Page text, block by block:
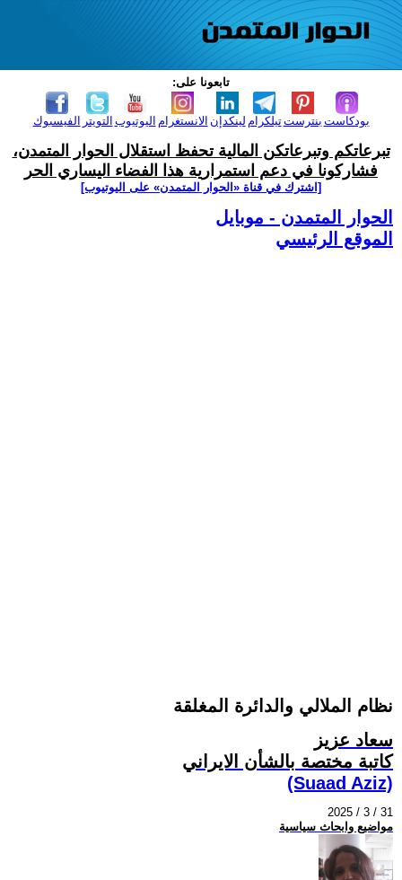
تابعونا على:
الفيسبوك التويتر اليوتيوب الانستغرام لينكدإن تيلكرامبنترست بودكاست
تبرعاتكم وتبرعاتكن المالية تحفظ استقلال الحوار المتمدن،
فشاركونا في دعم استمرارية هذا الفضاء اليساري الحر
[اشترك في قناة ‫«الحوار المتمدن» على اليوتيوب]
الحوار المتمدن - موبايل
الموقع الرئيسي
نظام الملالي والدائرة المغلقة
سعاد عزيز
کاتبة مختصة بالشأن الايراني
(Suaad Aziz)
2025 / 3 / 31
مواضيع وابحاث سياسية